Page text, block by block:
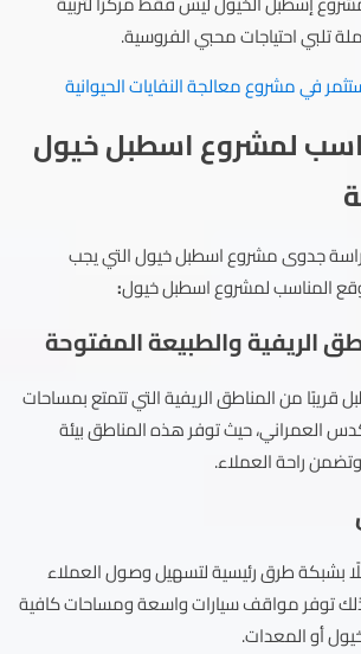
تلبي احتياجات محبي الفروسية.
في مشروع معالجة النفايات الحيوانية
لمشروع اسطبل خيول
جدوى مشروع اسطبل خيول التي يجب
المناسب لمشروع اسطبل خيول:
الريفية والطبيعة المفتوحة
من المناطق الريفية التي تتمتع بمساحات
العمراني، حيث توفر هذه المناطق بيئة
راحة العملاء.
بشبكة طرق رئيسية لتسهيل وصول العملاء
توفر مواقف سيارات واسعة ومساحات كافية
أو المعدات.